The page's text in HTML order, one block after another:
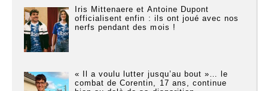
Iris Mittenaere et Antoine Dupont
officialisent enfin : ils ont joué avec nos
nerfs pendant des mois !
« Il a voulu lutter jusqu’au bout »… le
combat de Corentin, 17 ans, continue